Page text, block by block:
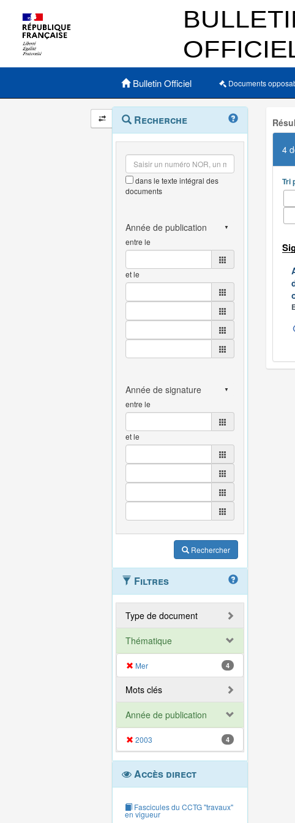
Menu principal
Bulletin Officiel Documents
Navigation
et
outils
annexes
Menu
contextuel
Recherche
dans le texte intégral des
documents
entre le
et le
entre le
et le
Rechercher
Filtres
Type de document
Thématique
Mer 4
Mots clés
Année de publication
2003 4
Accès direct
Fascicules du CCTG "travaux"
en vigueur
4
Tri